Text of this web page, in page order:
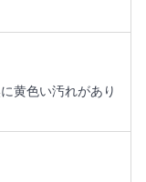
黄色い汚れがあり